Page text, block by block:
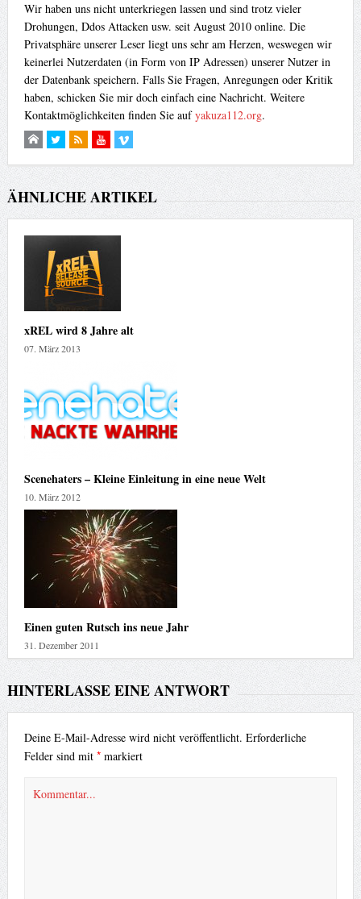
Wir haben uns nicht unterkriegen lassen und sind trotz vieler
Drohungen, Ddos Attacken usw. seit August 2010 online. Die
Privatsphäre unserer Leser liegt uns sehr am Herzen, weswegen wir
keinerlei Nutzerdaten (in Form von IP Adressen) unserer Nutzer in
der Datenbank speichern. Falls Sie Fragen, Anregungen oder Kritik
haben, schicken Sie mir doch einfach eine Nachricht. Weitere
Kontaktmöglichkeiten finden Sie aufyakuza112.org.
ÄHNLICHE ARTIKEL
xREL wird 8 Jahre alt
07. März 2013
Scenehaters – Kleine Einleitung in eine neue Welt
10. März 2012
Einen guten Rutsch ins neue Jahr
31. Dezember 2011
HINTERLASSE EINE ANTWORT
Deine E-Mail-Adresse wird nicht veröffentlicht. Erforderliche
Felder sind mit *markiert